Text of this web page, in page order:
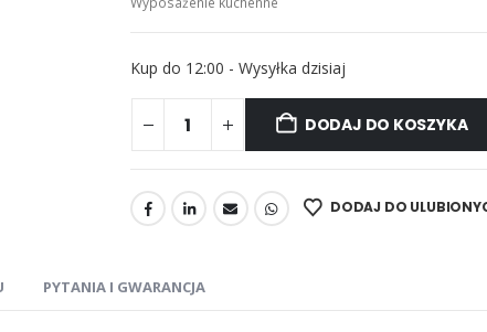
Kup do 12:00 - Wysyłka dzisiaj
DODAJ DO KOSZYKA
DODAJ DO
PYTANIA I GWARANCJA